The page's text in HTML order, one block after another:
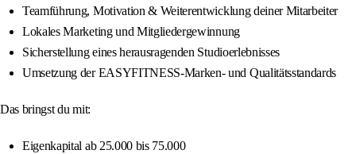
Teamführung, Motivation & Weiterentwicklung deiner Mitarbeiter
Lokales Marketing und Mitgliedergewinnung
Sicherstellung eines herausragenden Studioerlebnisses
Umsetzung der EASYFITNESS-Marken- und Qualitätsstandards
Das bringst du mit:
Eigenkapital ab 25.000 bis 75.000